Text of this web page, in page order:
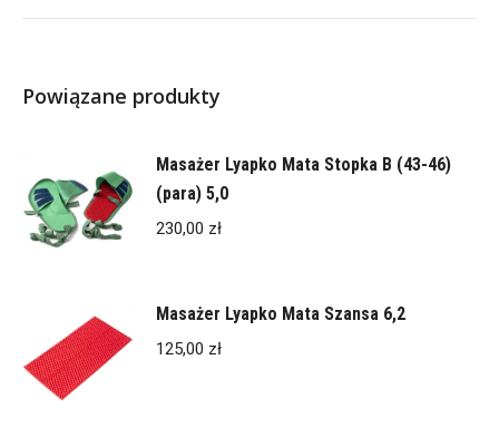
Powiązane produkty
Masażer Lyapko Mata Stopka B (43-46)
(para) 5,0
230,00 zł
Masażer Lyapko Mata Szansa 6,2
125,00 zł